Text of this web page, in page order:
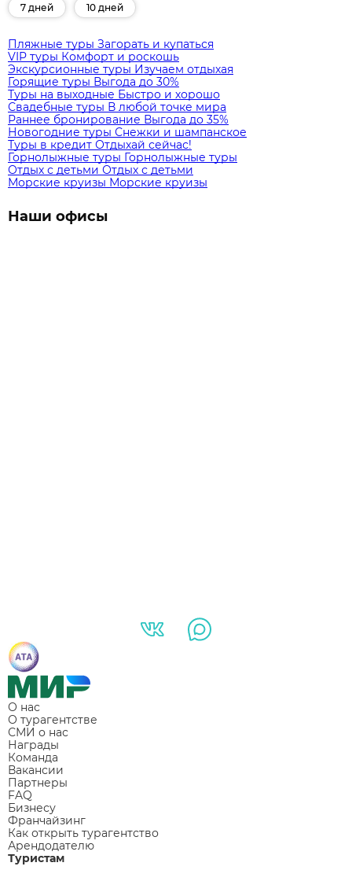
7 дней 10 дней
Пляжные туры Загорать и купаться
VIP туры Комфорт и роскошь
Экскурсионные туры Изучаем отдыхая
Горящие туры Выгода до 30%
Туры на выходные Быстро и хорошо
Свадебные туры В любой точке мира
Раннее бронирование Выгода до 35%
Новогодние туры Снежки и шампанское
Туры в кредит Отдыхай сейчас!
Горнолыжные туры Горнолыжные туры
Отдых с детьми Отдых с детьми
Морские круизы Морские круизы
Наши офисы
О нас
О турагентстве
СМИ о нас
Награды
Команда
Вакансии
Партнеры
FAQ
Бизнесу
Франчайзинг
Как открыть турагентство
Арендодателю
Туристам